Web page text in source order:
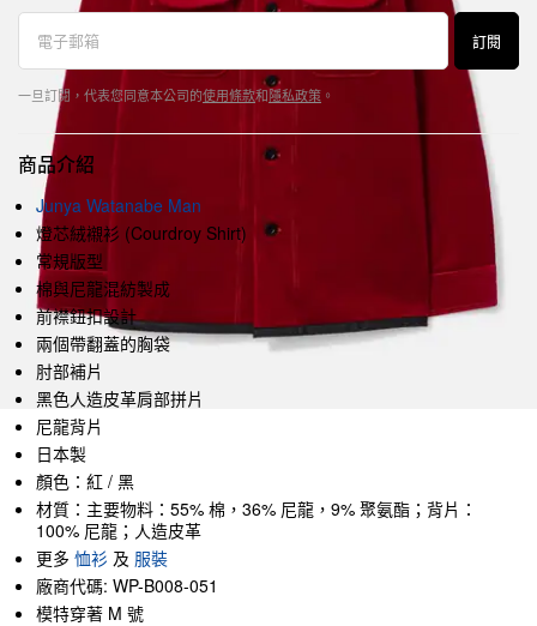
訂閱
一旦訂閱，代表您同意本公司的使用條款和隱私政策 。
商品介紹
Junya Watanabe Man
燈芯絨襯衫 (Courdroy Shirt)
常規版型
棉與尼龍混紡製成
前襟鈕扣設計
兩個帶翻蓋的胸袋
肘部補片
黑色人造皮革肩部拼片
尼龍背片
日本製
顏色：紅 / 黑
材質：主要物料：55% 棉，36% 尼龍，9% 聚氨酯；背片：
100% 尼龍；人造皮革
更多 恤衫 及 服裝
廠商代碼: WP-B008-051
模特穿著 M 號